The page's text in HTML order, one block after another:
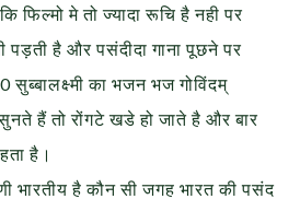
फिल्मो मे तो ज्यादा रूचि है नही पर
है और पसंदीदा गाना पूछने पर
सुब्बालक्ष्मी का भजन भज गोविंदम्
हैं तो रोंगटे खडे हो जाते है और बार
है।
भारतीय है कौन सी जगह भारत की पसंद